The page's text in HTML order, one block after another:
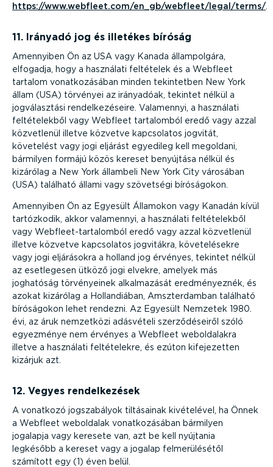
https://www.webfleet.com/en_gb/webfleet/legal/terms/
11. Irányadó jog és illetékes bíróság
Amennyiben Ön az USA vagy Kanada állam­polgára,
elfogadja, hogy a használati feltételek és a Webfleet
tartalom vonat­ko­zá­sában minden tekintetben New York
állam (USA) törvényei az irányadóak, tekintet nélkül a
jogvá­lasztási rendel­ke­zé­seire. Valamennyi, a használati
felté­te­lekből vagy Webfleet tartalomból eredő vagy azzal
közvetlenül illetve közvetve kapcsolatos jogvitát,
követelést vagy jogi eljárást egyedileg kell megoldani,
bármilyen formájú közös kereset benyújtása nélkül és
kizárólag a New York állambeli New York City városában
(USA) található állami vagy szövetségi bíróságokon.
Amennyiben Ön az Egyesült Államokon vagy Kanadán kívül
tartózkodik, akkor valamennyi, a használati felté­te­lekből
vagy Webfleet-tarta­lomból eredő vagy azzal közvetlenül
illetve közvetve kapcsolatos jogvitákra, követe­lé­sekre
vagy jogi eljárásokra a holland jog érvényes, tekintet nélkül
az esetlegesen ütköző jogi elvekre, amelyek más
joghatóság törvé­nyeinek alkal­ma­zását eredmé­nyeznék, és
azokat kizárólag a Hollan­diában, Amszter­damban található
bíróságokon lehet rendezni. Az Egyesült Nemzetek 1980.
évi, az áruk nemzetközi adásvételi szerző­dé­seiről szóló
egyezménye nem érvényes a Webfleet webol­da­lakra
illetve a használati felté­te­lekre, és ezúton kifeje­zetten
kizárjuk azt.
12. Vegyes rendel­ke­zések
A vonatkozó jogsza­bályok tiltásainak kivételével, ha Önnek
a Webfleet weboldalak vonat­ko­zá­sában bármilyen
jogalapja vagy keresete van, azt be kell nyújtania
legkésőbb a kereset vagy a jogalap felme­rü­lé­sétől
számított egy (1) éven belül.